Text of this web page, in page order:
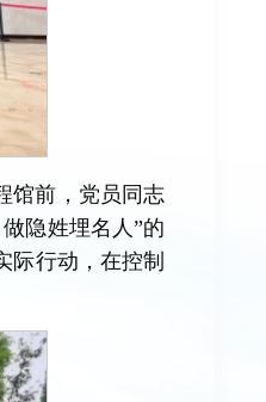
馆前，党员同志
隐姓埋名人”的
际行动，在控制